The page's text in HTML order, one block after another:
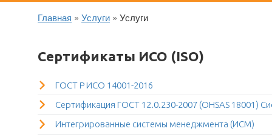
навигации
Главная Услуги Услуги
Сертификаты ИСО (ISO)
ГОСТ Р ИСО 14001-2016
Сертификация ГОСТ 12.0.230-2007 (OHSAS 18001)
Интегрированные системы менеджмента (ИСМ)